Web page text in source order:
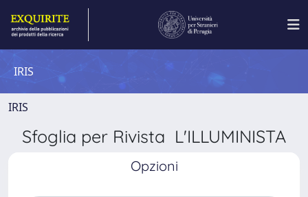
IRIS
IRIS
Sfoglia per Rivista L'ILLUMINISTA
Opzioni